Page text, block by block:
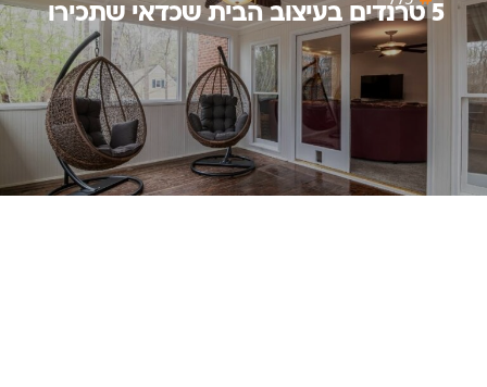
5 טרנדים בעיצוב הבית שכדאי שתכירו